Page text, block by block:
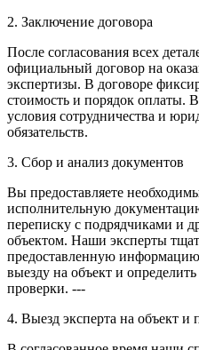
2. Заключение договора
После согласования всех
официальный договор на
экспертизы. В договоре
стоимость и порядок оплаты.
условия сотрудничества и
обязательств.
3. Сбор и анализ документов
Вы предоставляете
исполнительную
переписку с подрядчиками и
объектом. Наши эксперты
предоставленную
выезду на объект и
проверки. ---
4. Выезд эксперта на объект и